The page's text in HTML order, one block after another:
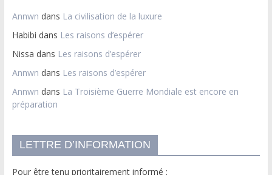
Annwn dans La civilisation de la luxure
Habibi dans Les raisons d’espérer
Nissa dans Les raisons d’espérer
Annwn dans Les raisons d’espérer
Annwn dans La Troisième Guerre Mondiale est encore en
préparation
LETTRE D’INFORMATION
Pour être tenu prioritairement informé :